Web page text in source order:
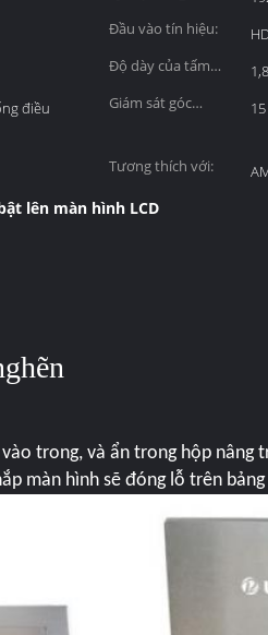
Đầu vào tín hiệu:
Độ dày của tấm
điều
Giám sát góc
15
Tương thích với:
lên màn hình LCD
trong, và ẩn trong hộp nâng
màn hình sẽ đóng lỗ trên